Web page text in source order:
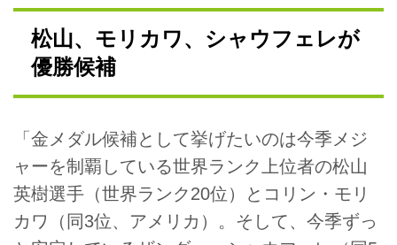
松山、モリカワ、シャウフェレが
優勝候補
「金メダル候補として挙げたいのは今季メジ
ャーを制覇している世界ランク上位者の松山
英樹選手（世界ランク20位）とコリン・モリ
カワ（同3位、アメリカ）。そして、今季ずっ